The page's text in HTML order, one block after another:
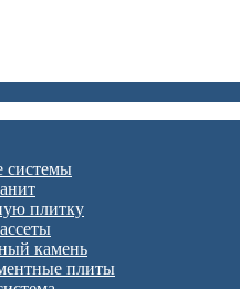
системы
плитку
камень
плиты